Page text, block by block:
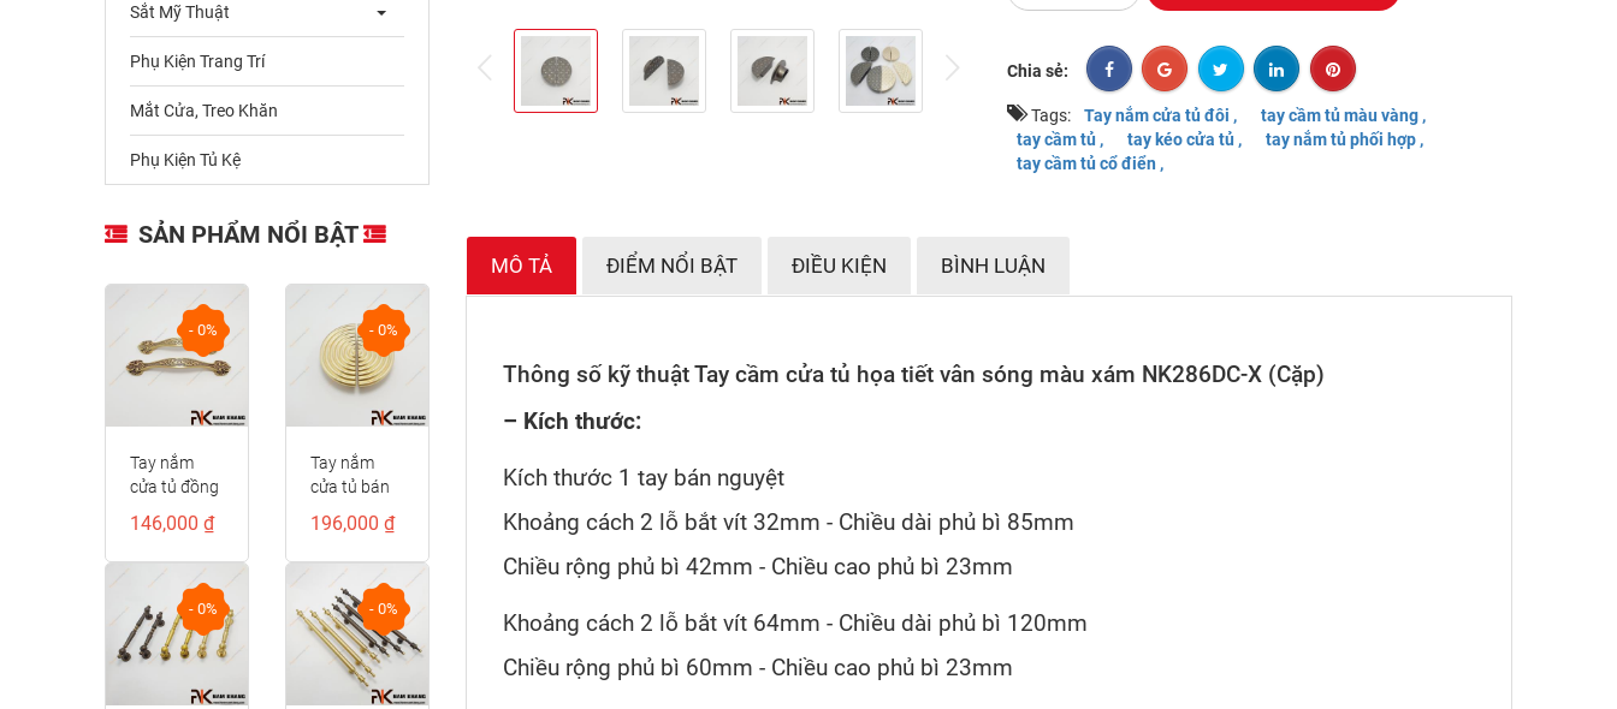
Sắt Mỹ Thuật
Phụ Kiện Trang Trí
Mắt Cửa, Treo Khăn
Phụ Kiện Tủ Kệ
SẢN PHẨM NỔI BẬT
- 0%
Tay nắm
cửa tủ đồng
cấp hoa văn
cổ điển
NK497D-RC-
146,000 ₫
- 0%
- 0%
Tay nắm
cửa tủ bán
sóng tròn
NK286S-VM
196,000 ₫
- 0%
prev nextChia sẻ:
Tags: Tay nắm cửa tủ đôi ,
tay cầm tủ màu vàng ,
tay cầm tủ ,
tay kéo cửa tủ ,
tay nắm tủ phối hợp ,
tay cầm tủ cổ điển ,
MÔ TẢ ĐIỂM NỔI BẬT ĐIỀU KIỆN BÌNH LUẬN
Thông số kỹ thuật Tay cầm cửa tủ họa tiết vân sóng màu xám NK286DC-X (Cặp)
– Kích thước:
Kích thước 1 tay bán nguyệt
Khoảng cách 2 lỗ bắt vít 32mm - Chiều dài phủ bì 85mm
Chiều rộng phủ bì 42mm - Chiều cao phủ bì 23mm
Khoảng cách 2 lỗ bắt vít 64mm - Chiều dài phủ bì 120mm
Chiều rộng phủ bì 60mm - Chiều cao phủ bì 23mm